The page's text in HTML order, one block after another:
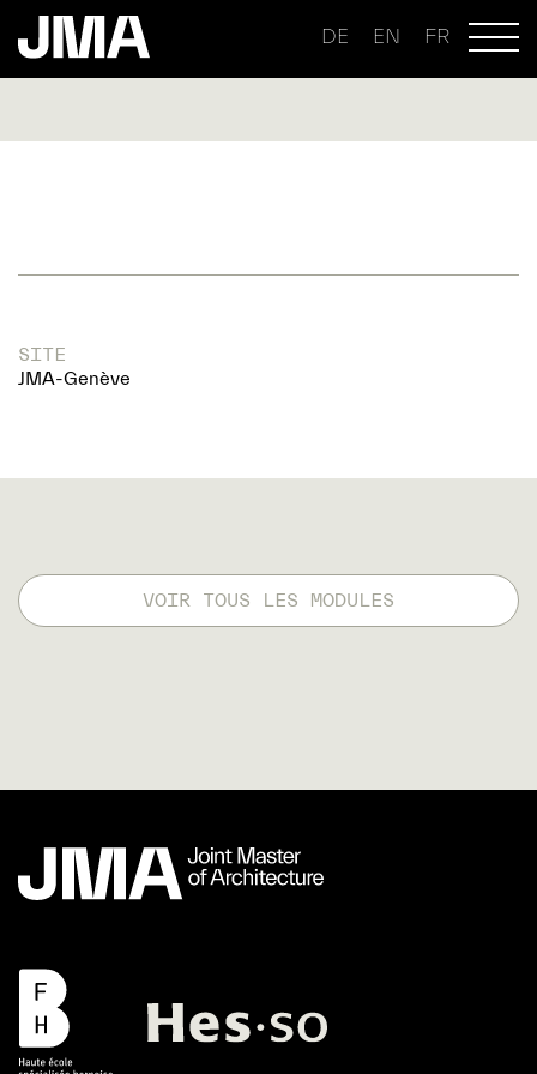
DE EN FR
SITE
JMA-Genève
VOIR TOUS LES MODULES